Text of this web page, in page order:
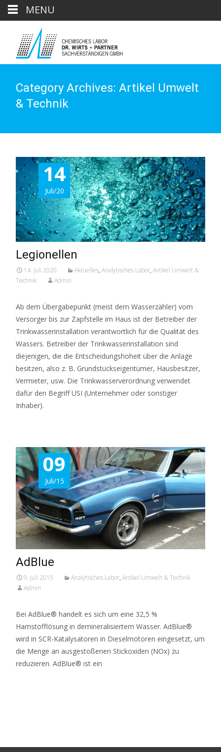
Category Archives: Artikel Umwelt
& Technik
14
Juli/20
Legionellen
14. Juli 2020 Aktuelles, Analytisches Labor, Artikel Umwelt &
Technik
Admin
Ab dem Übergabepunkt (meist dem Wasserzähler) vom
Versorger bis zur Zapfstelle im Haus ist der Betreiber der
Trinkwasserinstallation verantwortlich für die Qualität des
Wassers. Betreiber der Trinkwasserinstallation sind
diejenigen, die die Entscheidungshoheit über die Anlage
besitzen, also z. B. Grundstückseigentümer, Hausbesitzer,
Vermieter, usw. Die Trinkwasserverordnung verwendet
dafür den Begriff USI (Unternehmer oder sonstiger
Inhaber).
09
Juli/15
AdBlue
9. Juli 2015 Analytisches Labor, Artikel Umwelt & Technik
Admin
Bei AdBlue® handelt es sich um eine 32,5 %
Harnstofflösung in demineralisiertem Wasser. AdBlue®
wird in SCR-Katalysatoren in Dieselmotoren eingesetzt, um
die Menge an ausgestoßenen Stickoxiden (NOx) zu
reduzieren. AdBlue® ist ein
MENU